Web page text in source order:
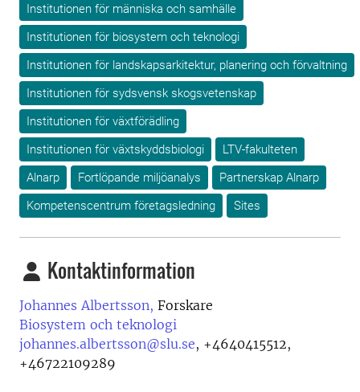
Institutionen för människa och samhälle
Institutionen för biosystem och teknologi
Institutionen för landskapsarkitektur, planering och förvaltning
Institutionen för sydsvensk skogsvetenskap
Institutionen för växtförädling
Institutionen för växtskyddsbiologi
LTV-fakulteten
Alnarp
Fortlöpande miljöanalys
Partnerskap Alnarp
Kompetenscentrum företagsledning
Sites
Kontaktinformation
Johannes Albertsson, Forskare
Biosystem och teknologi
johannes.albertsson@slu.se, +4640415512,
+46722109289